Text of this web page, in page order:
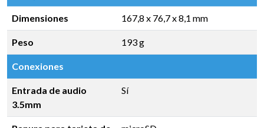
Dimensiones 167,8 x 76,7 x 8,1 mm
Peso 193 g
Conexiones
Entrada de audio
3.5mm
Sí